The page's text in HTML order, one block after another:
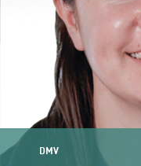
DMV